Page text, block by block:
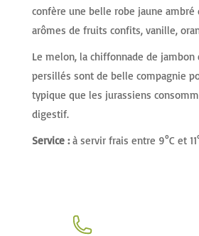
confère une belle robe jaune ambré
arômes de fruits confits, vanille,
Le melon, la chiffonnade de
persillés sont de belle compagnie
typique que les jurassiens
digestif.
Service :à servir frais entre 9°C et